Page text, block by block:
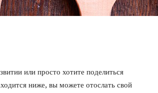
или просто хотите поделиться
ниже, вы можете отослать свой